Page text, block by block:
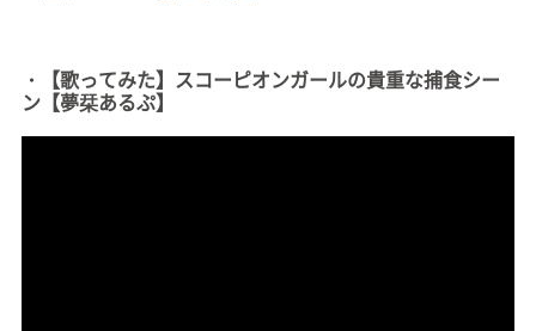
・【歌ってみた】スコーピオンガールの貴重な捕食シー
ン【夢栞あるぷ】